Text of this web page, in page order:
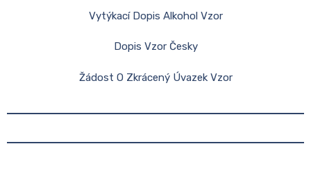
Vytýkací Dopis Alkohol Vzor
Dopis Vzor Česky
Žádost O Zkrácený Úvazek Vzor